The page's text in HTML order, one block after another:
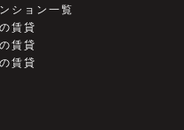
ション一覧
賃貸
賃貸
賃貸